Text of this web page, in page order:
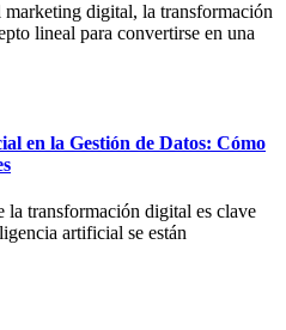
digital, la transformación
lineal para convertirse en una
en la Gestión de Datos: Cómo
la transformación digital es clave
artificial se están